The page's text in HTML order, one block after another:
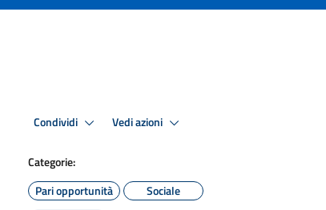
Condividi Vedi azioni
Categorie:
Pari opportunità
Sociale